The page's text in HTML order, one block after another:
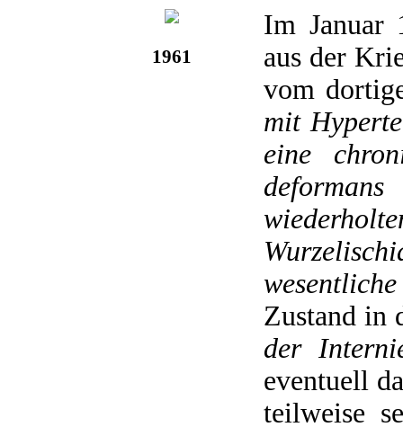
1961
Im Januar
aus der
vom
mit
eine
Zustand in
der
eventuell
teilweise